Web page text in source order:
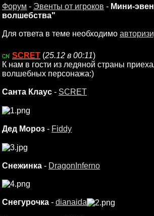
Форум - Эвенты от игроков - Мини-
волшебства"
Для ответа в теме необходимо
SCRET (25.12 в 00:11)
К нам в гости из ледяной страны
волшебных персонажа:)
Санта Клаус - SCRET
Дед Мороз - Fiddy
Снежинка - DragonInferno
Снегурочка - dianaida